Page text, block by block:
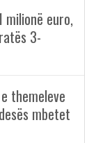
milionë euro,
3-
themeleve
mbetet